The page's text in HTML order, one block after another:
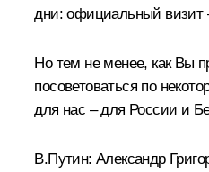
дни: официальный визит
Но тем не менее, как Вы
посоветоваться по
для нас ‒ для России и
В.Путин: Александр